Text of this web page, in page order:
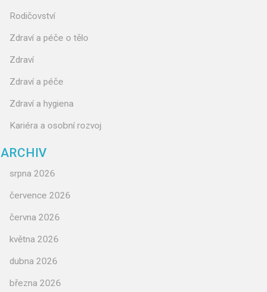
Rodičovství
Zdraví a péče o tělo
Zdraví
Zdraví a péče
Zdraví a hygiena
Kariéra a osobní rozvoj
ARCHIV
srpna 2026
července 2026
června 2026
května 2026
dubna 2026
března 2026